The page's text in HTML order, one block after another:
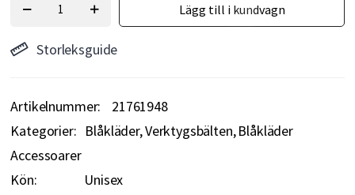
Lägg till i kundvagn
Storleksguide
Artikelnummer
21761948
Kategorier: Blåkläder Verktygsbälten Blåkläder
Accessoarer
Kön:
Unisex